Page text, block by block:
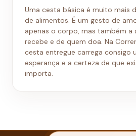
Uma cesta básica é muito mais
de alimentos. É um gesto de
apenas o corpo, mas também a
recebe e de quem doa. Na
cesta entregue carrega consigo
esperança e a certeza de que
importa.